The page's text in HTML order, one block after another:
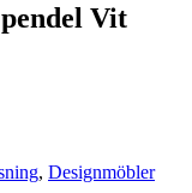
Vit
, Designmöbler